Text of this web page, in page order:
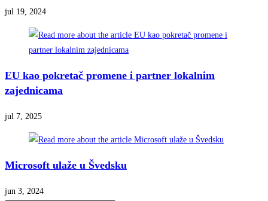
jul 19, 2024
EU kao pokretač promene i partner lokalnim
zajednicama
jul 7, 2025
Microsoft ulaže u Švedsku
jun 3, 2024